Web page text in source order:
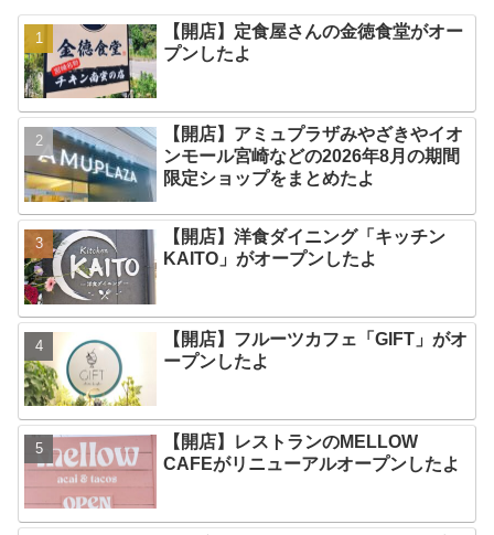
【開店】定食屋さんの金徳食堂がオー
プンしたよ
【開店】アミュプラザみやざきやイオ
ンモール宮崎などの2026年8月の期間
限定ショップをまとめたよ
【開店】洋食ダイニング「キッチン
KAITO」がオープンしたよ
【開店】フルーツカフェ「GIFT」がオ
ープンしたよ
【開店】レストランのMELLOW
CAFEがリニューアルオープンしたよ